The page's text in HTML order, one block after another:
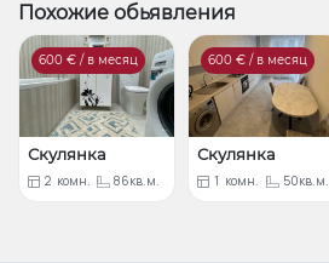
Похожие обьявления
600 € / в месяц
Скулянка
2 комн. 86кв.м.
600 € / в месяц
Скулянка
1 комн. 50кв.м.